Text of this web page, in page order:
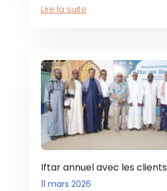
Lire la suite
Iftar annuel avec les clients
11 mars 2026